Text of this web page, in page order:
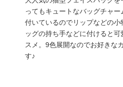
ってもキュートなバッグチャ
付いているのでリップなどの
ッグの持ち手などに付けると
スメ。9色展開なのでお好きな
す♪